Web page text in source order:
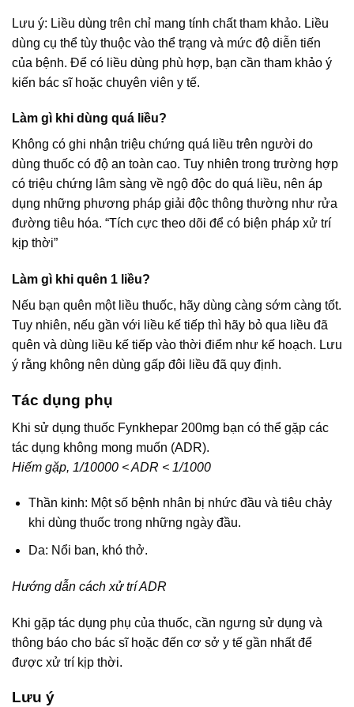
Lưu ý: Liều dùng trên chỉ mang tính chất tham khảo. Liều
dùng cụ thể tùy thuộc vào thể trạng và mức độ diễn tiến
của bệnh. Để có liều dùng phù hợp, bạn cần tham khảo ý
kiến bác sĩ hoặc chuyên viên y tế.
Làm gì khi dùng quá liều?
Không có ghi nhận triệu chứng quá liều trên người do
dùng thuốc có độ an toàn cao. Tuy nhiên trong trường hợp
có triệu chứng lâm sàng về ngộ độc do quá liều, nên áp
dụng những phương pháp giải độc thông thường như rửa
đường tiêu hóa. “Tích cực theo dõi để có biện pháp xử trí
kịp thời”
Làm gì khi quên 1 liều?
Nếu bạn quên một liều thuốc, hãy dùng càng sớm càng tốt.
Tuy nhiên, nếu gần với liều kế tiếp thì hãy bỏ qua liều đã
quên và dùng liều kế tiếp vào thời điểm như kế hoạch. Lưu
ý rằng không nên dùng gấp đôi liều đã quy định.
Tác dụng phụ
Khi sử dụng thuốc Fynkhepar 200mg bạn có thể gặp các
tác dụng không mong muốn (ADR).
Hiếm gặp, 1/10000 < ADR < 1/1000
Thần kinh: Một số bệnh nhân bị nhức đầu và tiêu chảy
khi dùng thuốc trong những ngày đầu.
Da: Nổi ban, khó thở.
Hướng dẫn cách xử trí ADR
Khi gặp tác dụng phụ của thuốc, cần ngưng sử dụng và
thông báo cho bác sĩ hoặc đến cơ sở y tế gần nhất để
được xử trí kịp thời.
Lưu ý